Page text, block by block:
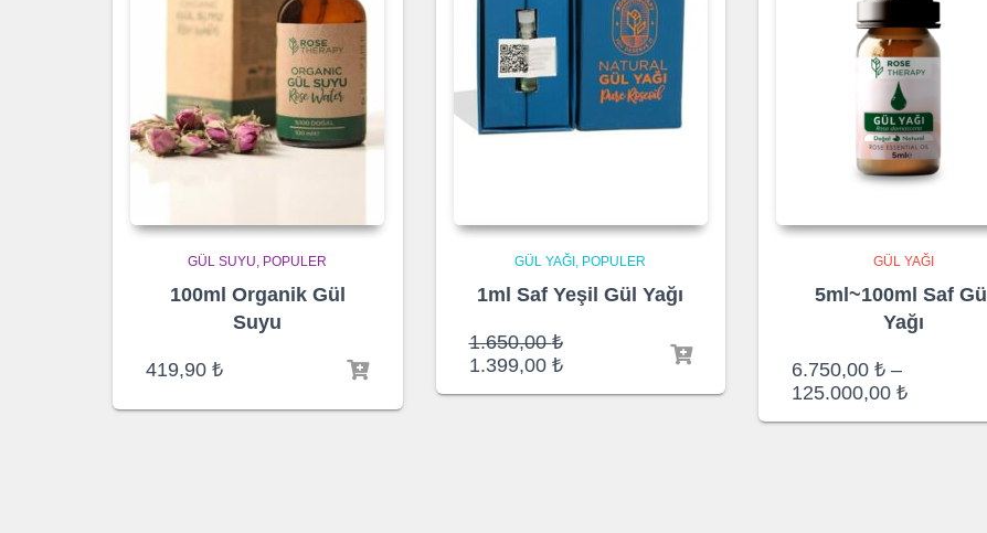
GÜL SUYU POPULER
100ml Organik Gül
Suyu
419,90 ₺
GÜL YAĞI POPULER
1ml Saf Yeşil Gül Yağı
1.650,00₺Orijinal
fiyat:
1.399,00 ₺Şu
GÜL YAĞI
5ml~100ml Saf Gül
Yağı
6.750,00 ₺ –
125.000,00 ₺Fiyat